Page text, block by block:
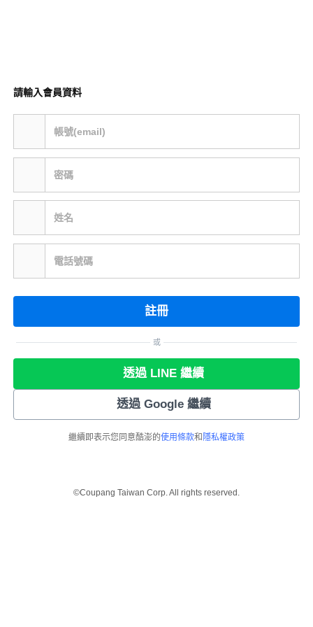
請輸入會員資料
帳號(email)
密碼
姓名
電話號碼
註冊
或
透過 LINE 繼續
透過 Google 繼續
繼續即表示您同意酷澎的使用條款和 隱私權政策
©Coupang Taiwan Corp. All rights reserved.